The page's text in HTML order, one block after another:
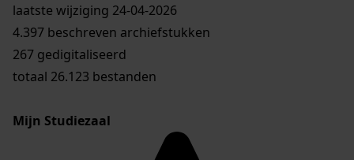
laatste wijziging 24-04-2026
4.397 beschreven archiefstukken
267 gedigitaliseerd
totaal 26.123 bestanden
Mijn Studiezaal